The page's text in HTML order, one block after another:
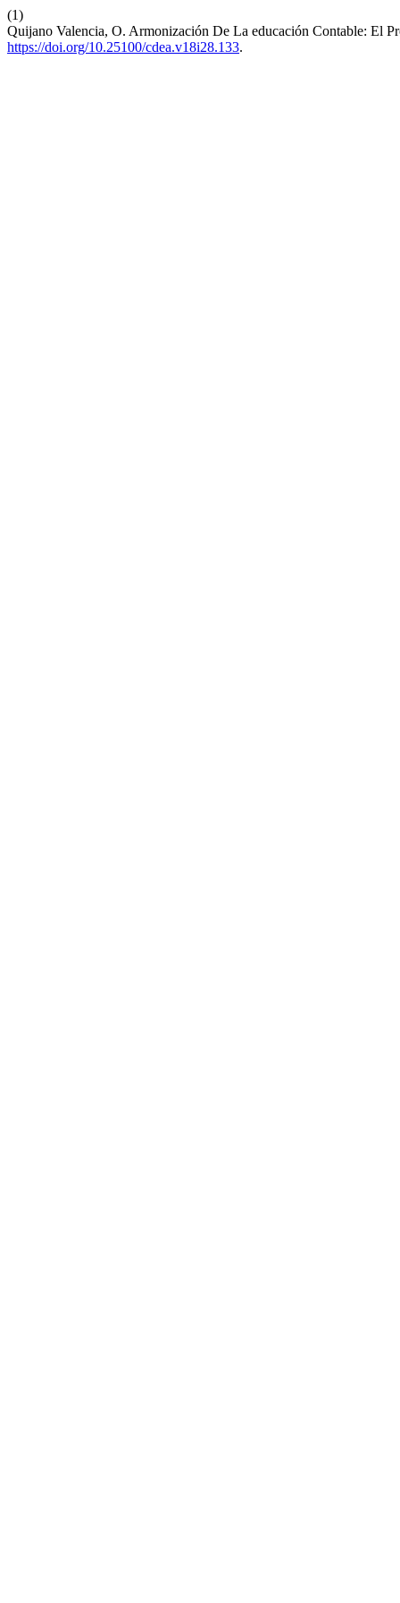
(1)
Quijano Valencia, O. Armonización De La educación Contable: El
https://doi.org/10.25100/cdea.v18i28.133.